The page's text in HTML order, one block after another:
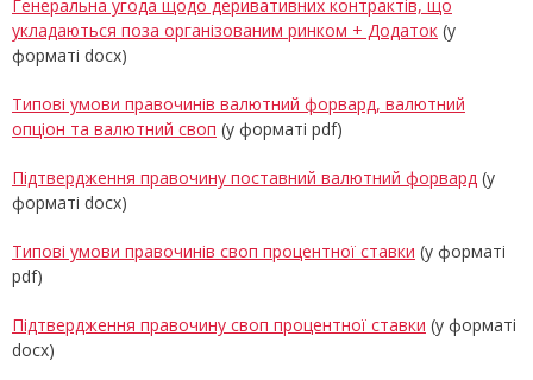
Генеральна угода щодо деривативних контрактів, що
укладаються поза організованим ринком + Додаток (у
форматі docx)
Типові умови правочинів валютний форвард, валютний
опціон та валютний своп (у форматі pdf)
Підтвердження правочину поставний валютний форвард (у
форматі docx)
Типові умови правочинів своп процентної ставки (у форматі
pdf)
Підтвердження правочину своп процентної ставки (у форматі
docx)